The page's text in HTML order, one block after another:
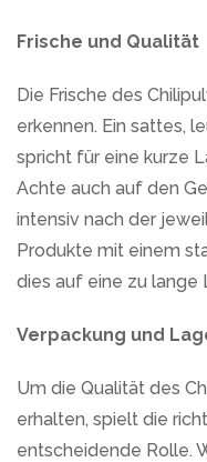
Frische und Qualität
Die Frische des
erkennen. Ein sattes,
spricht für eine kurze
Achte auch auf den
intensiv nach der
Produkte mit einem
dies auf eine zu lange
Verpackung und
Um die Qualität des
erhalten, spielt die
entscheidende Rolle.